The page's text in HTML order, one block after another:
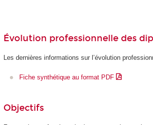
Évolution professionnelle des
Les dernières informations sur l’évolution
Fiche synthétique au format PDF
Objectifs